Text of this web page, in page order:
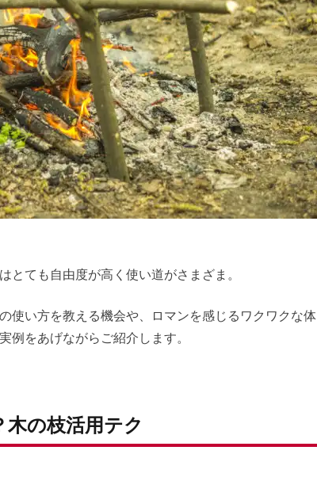
ても自由度が高く使い道がさまざま。
使い方を教える機会や、ロマンを感じるワクワクな体
をあげながらご紹介します。
の枝活用テク